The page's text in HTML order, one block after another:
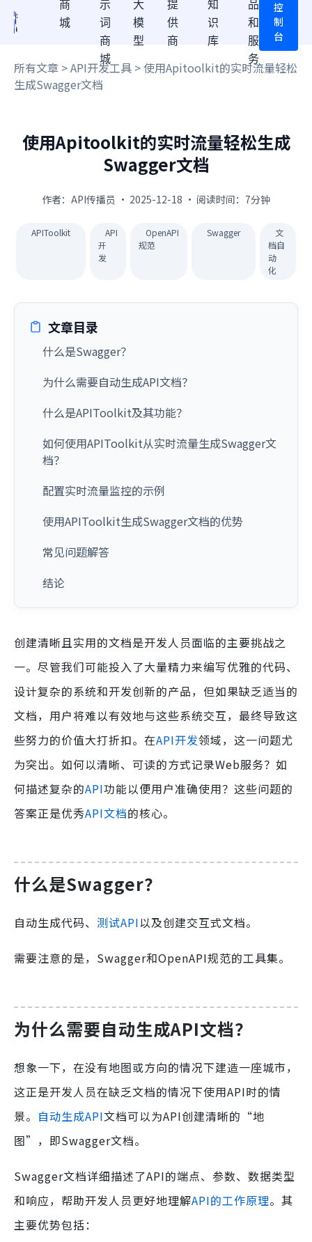
商
城
示
词
商
城
大
模
型
提
供
商
知
识
库
品
和
服
务
控
制
台
所有文章 >API开发工具 > 使用Apitoolkit的实时流量轻松
生成Swagger文档
使用Apitoolkit的实时流量轻松生成
Swagger文档
作者：API传播员 · 2025-12-18 · 阅读时间：7分钟
APIToolkit
API
开
发
OpenAPI
规范
Swagger
文
档自
动
化
文章目录
什么是Swagger？
为什么需要自动生成API文档？
什么是APIToolkit及其功能？
如何使用APIToolkit从实时流量生成Swagger文
档？
配置实时流量监控的示例
使用APIToolkit生成Swagger文档的优势
常见问题解答
结论
创建清晰且实用的文档是开发人员面临的主要挑战之
一。尽管我们可能投入了大量精力来编写优雅的代码、
设计复杂的系统和开发创新的产品，但如果缺乏适当的
文档，用户将难以有效地与这些系统交互，最终导致这
些努力的价值大打折扣。在API开发领域，这一问题尤
为突出。如何以清晰、可读的方式记录Web服务？如
何描述复杂的API功能以便用户准确使用？这些问题的
答案正是优秀API文档的核心。
什么是Swagger？
自动生成代码、 测试API以及创建交互式文档。
需要注意的是，Swagger和OpenAPI规范的工具集。
为什么需要自动生成API文档？
想象一下，在没有地图或方向的情况下建造一座城市，
这正是开发人员在缺乏文档的情况下使用API时的情
景。 自动生成API文档可以为API创建清晰的“地
图”，即Swagger文档。
Swagger文档详细描述了API的端点、参数、数据类型
和响应，帮助开发人员更好地理解API的工作原理。其
主要优势包括：